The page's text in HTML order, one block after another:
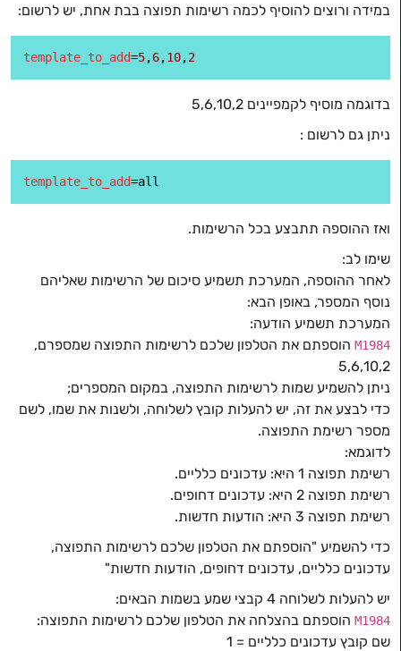
במידה ורוצים להוסיף לכמה רשימות תפוצה בבת אחת, יש לרשום:
template_to_add=5,6,10,2
בדוגמה מוסיף לקמפיינים 5,6,10,2
ניתן גם לרשום :
template_to_add
ואז ההוספה תתבצע בכל הרשימות.
שימו לב:
לאחר ההוספה, המערכת תשמיע סיכום של הרשימות שאליהם
נוסף המספר, באופן הבא:
המערכת תשמיע הודעה:
M1984הוספתם את הטלפון שלכם לרשימות התפוצה שמספרם,
5,6,10,2
ניתן להשמיע שמות לרשימות התפוצה, במקום המספרים;
כדי לבצע את זה, יש להעלות קובץ לשלוחה, ולשנות את שמו, לשם
מספר רשימת התפוצה.
לדוגמא:
רשימת תפוצה 1 היא: עדכונים כלליים.
רשימת תפוצה 2 היא: עדכונים דחופים.
רשימת תפוצה 3 היא: הודעות חדשות.
כדי להשמיע "הוספתם את הטלפון שלכם לרשימות התפוצה,
עדכונים כלליים, עדכונים דחופים, הודעות חדשות"
יש להעלות לשלוחה 4 קבצי שמע בשמות הבאים:
M1984הוספתם בהצלחה את הטלפון שלכם לרשימות התפוצה:
שם קובץ עדכונים כלליים = 1